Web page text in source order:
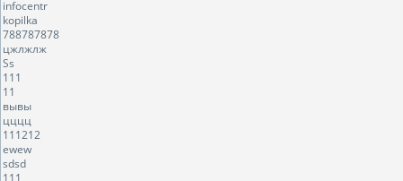
infocentr
kopilka
788787878
цжлжлж
Ss
111
11
вывы
цццц
111212
ewew
sdsd
111